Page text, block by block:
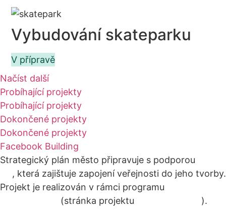
Vybudování skateparku
V přípravě
Načíst další
Probíhající projekty
Probíhající projekty
Dokončené projekty
Dokončené projekty
Facebook Building
Strategický plán město připravuje s podporou
, která zajištuje zapojení veřejnosti do jeho tvorby.
Projekt je realizován v rámci programu
(stránka projektu ).